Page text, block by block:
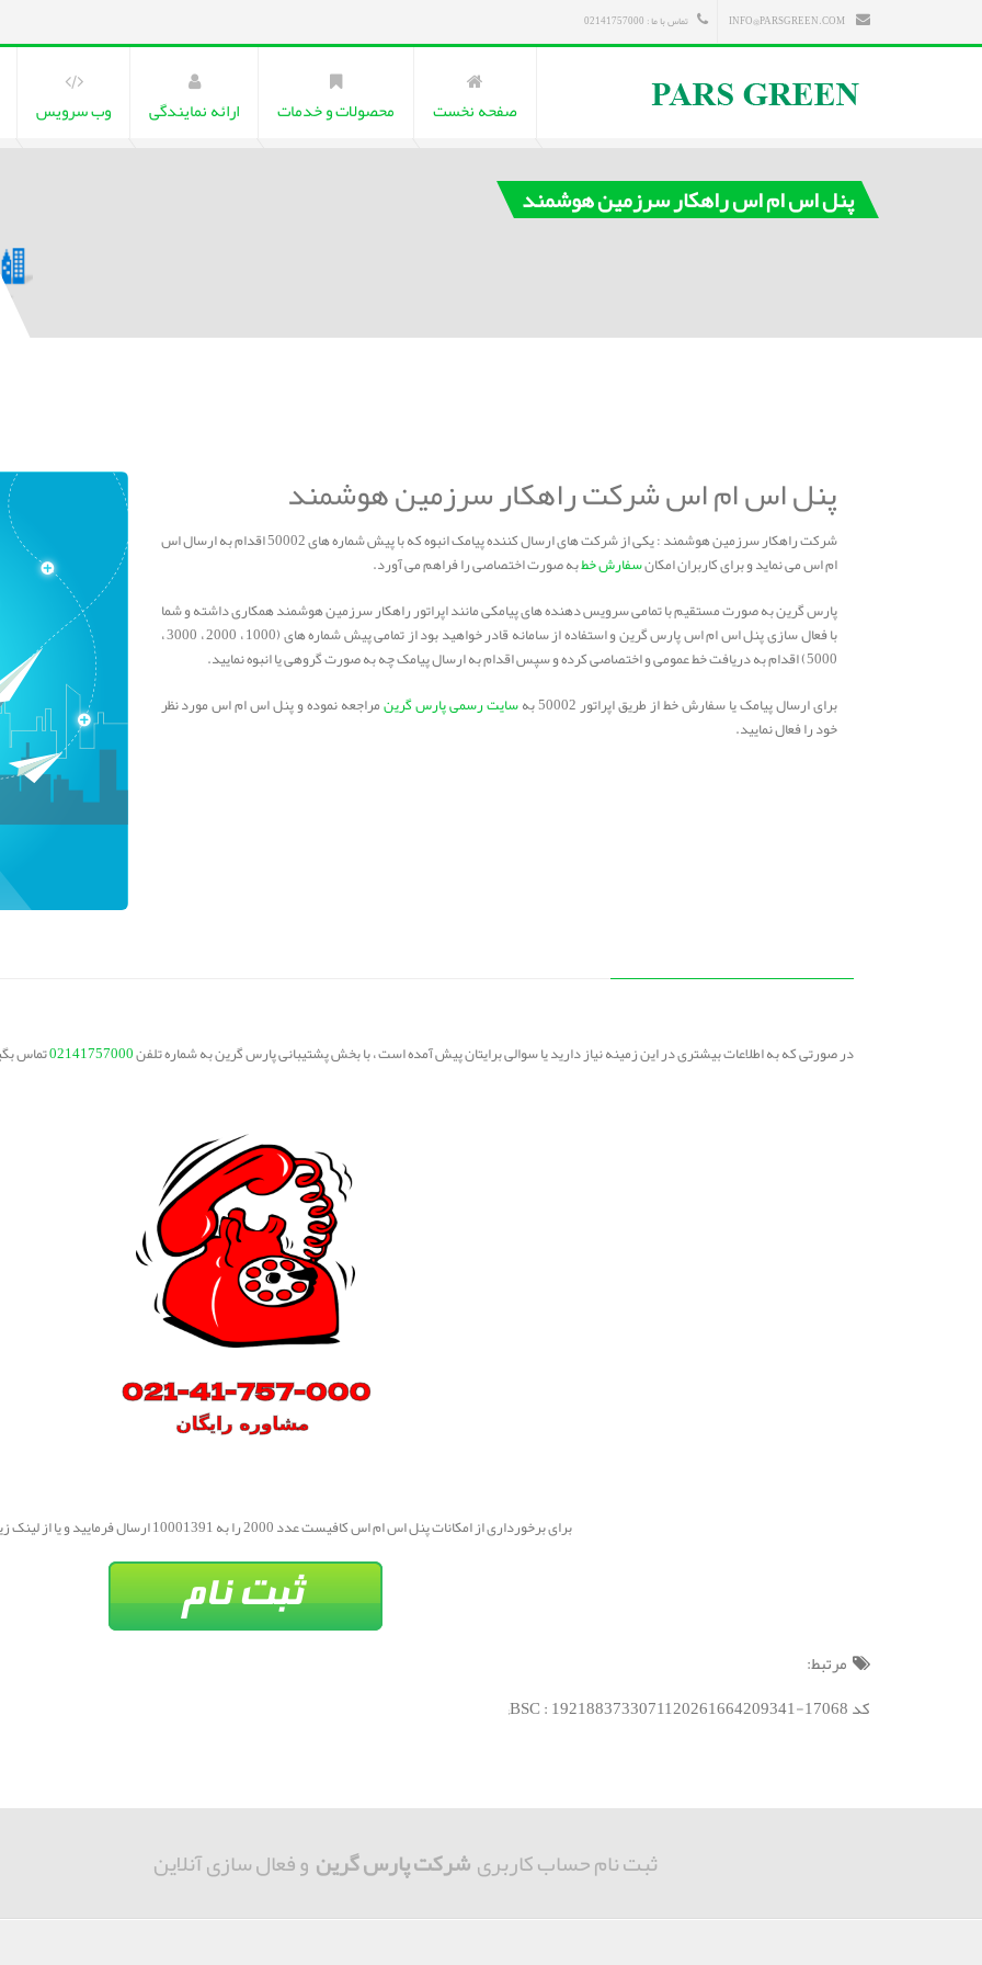
تماس با ما : 02141757000
صفحه نخست محصولات و خدمات ارائه نمایندگی وب سرویس
پنل اس ام اس راهکار سرزمین هوشمند
پنل اس ام اس شرکت راهکار سرزمین هوشمند
شرکت راهکار سرزمین هوشمند : یکی از شرکت های ارسال کننده پیامک انبوه که با پیش شماره های 50002 اقدام به ارسال اس
ام اس می نماید و برای کاربران امکانسفارش خطبه صورت اختصاصی را فراهم می آورد.
پارس گرین به صورت مستقیم با تمامی سرویس دهنده های پیامکی مانند اپراتور راهکار سرزمین هوشمند همکاری داشته و شما
با فعال سازی پنل اس ام اس پارس گرین و استفاده از سامانه قادر خواهید بود از تمامی پیش شماره های (1000 ، 2000 ، 3000 ،
5000) اقدام به دریافت خط عمومی و اختصاصی کرده و سپس اقدام به ارسال پیامک چه به صورت گروهی یا انبوه نمایید.
برای ارسال پیامک یا سفارش خط از طریق اپراتور 50002 به
سایت رسمی پارس گرینمراجعه نموده و پنل اس ام اس مورد نظر
خود را فعال نمایید.
در صورتی که به اطلاعات بیشتری در این زمینه نیاز دارید یا سوالی برایتان پیش آمده است ، با بخش پشتیبانی پارس گرین به شماره تلفن02141757000تماس
برای برخورداری از امکانات پنل اس ام اس کافیست عدد 2000 را به 10001391 ارسال فرمایید و یا از لینک زیر اقدام نمایید.
مرتبط:
کد BSC : 1921883733071120261664209341-17068;
ثبت نام حساب کاربریشرکت پارس گرین و فعال سازی آنلاین